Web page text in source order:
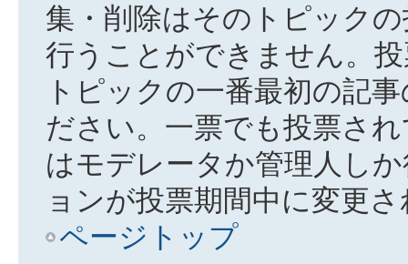
集・削除はそのトピック
行うことができません。
トピックの一番最初の記
ださい。一票でも投票さ
はモデレータか管理人し
ョンが投票期間中に変更
ページトップ